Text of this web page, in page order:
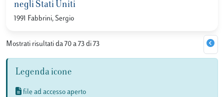
negli Stati Uniti
1991 Fabbrini, Sergio
Mostrati risultati da 70 a 73 di 73
Legenda icone
file ad accesso aperto